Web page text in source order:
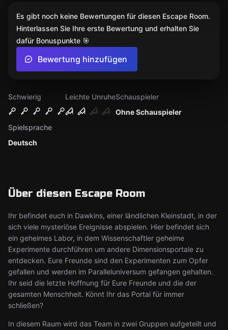
Schwierig
Leichte Unruhe
Ohne Schauspieler
Schauspieler
Deutsch
Spielsprache
Über diesen Escape Room
Ihr befindet euch in Dawkins, einer ländlichen Kleinstadt, in der
sich viele mysteriöse Ereignisse abspielen. Hier befindet sich
ein geheimes Labor, in dem Wissenschaftler geheime
Experimente durchführen um andere Dimensionsportale zu
entdecken. Eure Freunde sind den Experimenten zum Opfer
gefallen und werden im Paralleluniversum gefangen gehalten.
Ihr seid die letzte Hoffnung für Eure Freunde und die der
gesamten Menschheit. Könnt Ihr das Portal für immer
schließen?
In diesem Raum wird das Team in zwei Gruppen aufgeteilt und
Es gibt noch keine Bewertungen für diesen Escape Room.
Hinterlassen Sie Ihre erste Bewertung und erhalten Sie
dafür Bonuspunkte 🎯
Bewertung hinzufügen